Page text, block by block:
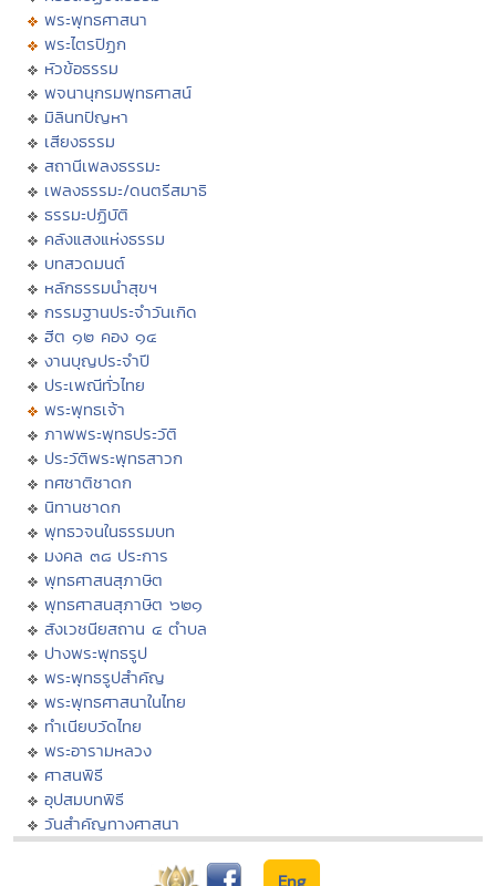
พระพุทธศาสนา
พระไตรปิฏก
หัวข้อธรรม
พจนานุกรมพุทธศาสน์
มิลินทปัญหา
เสียงธรรม
สถานีเพลงธรรมะ
เพลงธรรมะ/ดนตรีสมาธิ
ธรรมะปฏิบัติ
คลังแสงแห่งธรรม
บทสวดมนต์
หลักธรรมนำสุขฯ
กรรมฐานประจำวันเกิด
ฮีต ๑๒ คอง ๑๔
งานบุญประจำปี
ประเพณีทั่วไทย
พระพุทธเจ้า
ภาพพระพุทธประวัติ
ประวัติพระพุทธสาวก
ทศชาติชาดก
นิทานชาดก
พุทธวจนในธรรมบท
มงคล ๓๘ ประการ
พุทธศาสนสุภาษิต
พุทธศาสนสุภาษิต ๖๒๑
สังเวชนียสถาน ๔ ตำบล
ปางพระพุทธรูป
พระพุทธรูปสำคัญ
พระพุทธศาสนาในไทย
ทำเนียบวัดไทย
พระอารามหลวง
ศาสนพิธี
อุปสมบทพิธี
วันสำคัญทางศาสนา
Eng